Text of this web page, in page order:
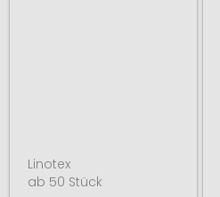
Linotex
ab 50 Stück